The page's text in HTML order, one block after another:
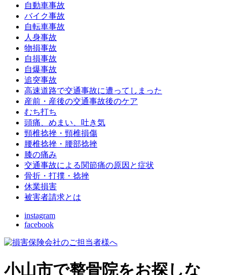
自動車事故
バイク事故
自転車事故
人身事故
物損事故
自損事故
自爆事故
追突事故
高速道路で交通事故に遭ってしまった
産前・産後の交通事故後のケア
むち打ち
頭痛、めまい、吐き気
頸椎捻挫・頸椎損傷
腰椎捻挫・腰部捻挫
膝の痛み
交通事故による関節痛の原因と症状
骨折・打撲・捻挫
休業損害
被害者請求とは
instagram
facebook
小山市で整骨院をお探しな